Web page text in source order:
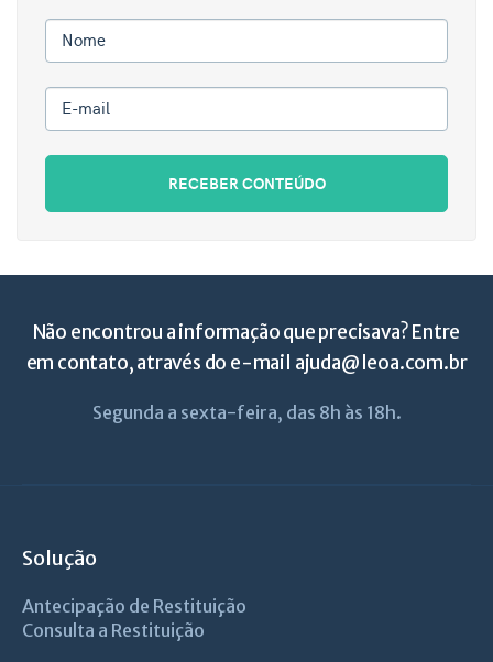
Nome
E-mail
RECEBER CONTEÚDO
Não encontrou a informação que precisava? Entre
em contato, através do e-mail ajuda@leoa.com.br
Segunda a sexta-feira, das 8h às 18h.
Solução
Antecipação de Restituição
Consulta a Restituição